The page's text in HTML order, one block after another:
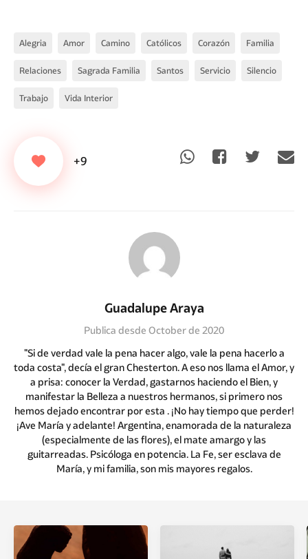
Alegria Amor Camino Católicos Corazón Familia
Relaciones Sagrada Familia Santos Servicio Silencio
Trabajo Vida Interior
+9
Guadalupe Araya
Publica desde October de 2020
"Si de verdad vale la pena hacer algo, vale la pena hacerlo a
toda costa", decía el gran Chesterton. A eso nos llama el Amor, y
a prisa: conocer la Verdad, gastarnos haciendo el Bien, y
manifestar la Belleza a nuestros hermanos, si primero nos
hemos dejado encontrar por esta . ¡No hay tiempo que perder!
¡Ave María y adelante! Argentina, enamorada de la naturaleza
(especialmente de las flores), el mate amargo y las
guitarreadas. Psicóloga en potencia. La Fe, ser esclava de
María, y mi familia, son mis mayores regalos.